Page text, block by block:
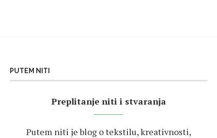
PUTEM NITI
Preplitanje niti i stvaranja
Putem niti je blog o tekstilu, kreativnosti,